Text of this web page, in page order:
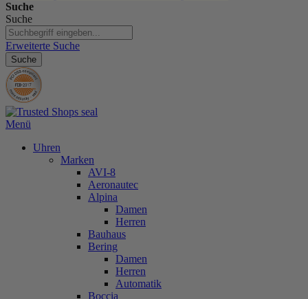
Suche
Suche
Erweiterte Suche
Suche
Menü
Uhren
Marken
AVI-8
Aeronautec
Alpina
Damen
Herren
Bauhaus
Bering
Damen
Herren
Automatik
Boccia